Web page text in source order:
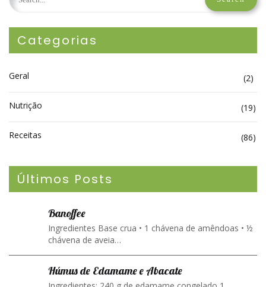
Categorias
Geral (2)
Nutrição (19)
Receitas (86)
Últimos Posts
Banoffee
Ingredientes Base crua • 1 chávena de amêndoas • ½
chávena de aveia…
Húmus de Edamame e Abacate